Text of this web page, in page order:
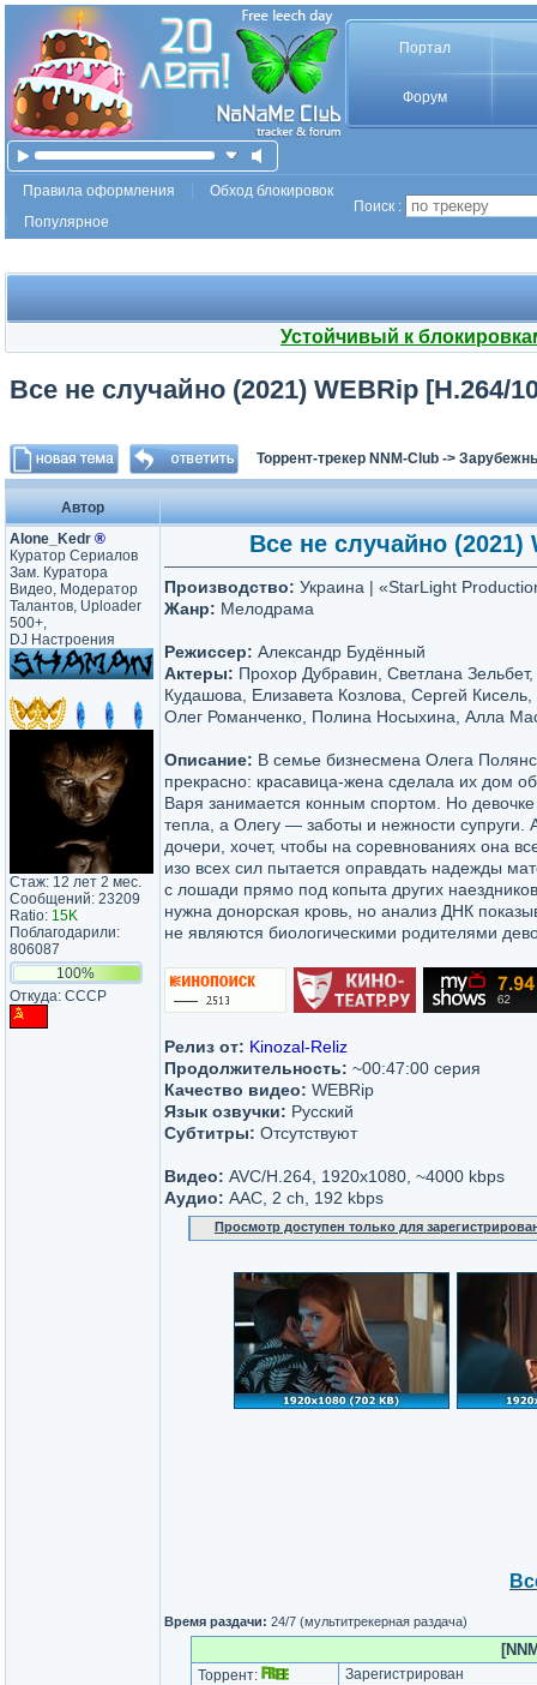
Портал
Форум
Правила оформления
Обход блокировок
Популярное
Поиск :
Устойчивый к
Все не случайно (2021) WEBRip [H.264/
Торрент-трекер NNM-Club ->
Автор
Alone_Kedr ®
Куратор Сериалов
Зам. Куратора
Видео, Модератор
Талантов, Uploader
500+,
DJ Настроения
Стаж: 12 лет 2 мес.
Сообщений: 23209
Ratio: 15K
Поблагодарили:
806087
100%
Откуда: CCCP
Все не случайно (2021)
Производство: Украина | «StarLight
Жанр: Мелодрама
Режиссер: Александр Будённый
Актеры: Прохор Дубравин, Светлана
Кудашова, Елизавета Козлова, Сергей
Олег Романченко, Полина Носыхина, Алла
Описание: В семье бизнесмена Олега
прекрасно: красавица-жена сделала их дом
Варя занимается конным спортом. Но девочке
тепла, а Олегу — заботы и нежности супруги.
дочери, хочет, чтобы на соревнованиях она
изо всех сил пытается оправдать надежды
с лошади прямо под копыта других
нужна донорская кровь, но анализ ДНК
не являются биологическими родителями
Релиз от: Kinozal-Reliz
Продолжительность: ~00:47:00 серия
Качество видео: WEBRip
Язык озвучки: Русский
Субтитры: Отсутствуют
Видео: AVC/H.264, 1920x1080, ~4000 kbps
Аудио: AAC, 2 ch, 192 kbps
Просмотр доступен только для
Время раздачи: 24/7 (мультитрекерная раздача)
Торрент:
Зарегистрирован